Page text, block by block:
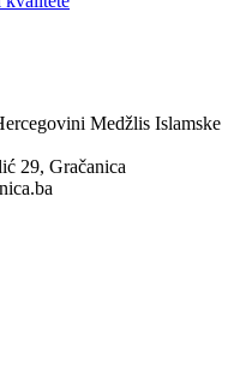
Medžlis Islamske
29, Gračanica